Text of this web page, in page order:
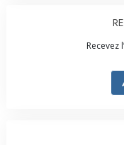
Recevez